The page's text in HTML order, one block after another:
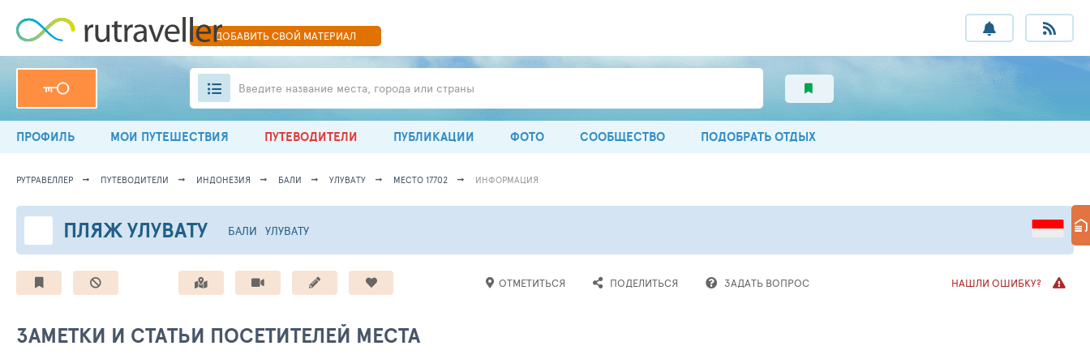
ДОБАВИТЬСВОЙ МАТЕРИАЛ
Введите название места, города или страны
ПРОФИЛЬ МОИ ПУТЕШЕСТВИЯ ПУТЕВОДИТЕЛИ ПУБЛИКАЦИИ ФОТО СООБЩЕСТВО ПОДОБРАТЬ ОТДЫХ
РУТРАВЕЛЛЕР ПУТЕВОДИТЕЛИ ИНДОНЕЗИЯ БАЛИ УЛУВАТУ МЕСТО 17702 ИНФОРМАЦИЯ
ПЛЯЖ УЛУВАТУ БАЛИ УЛУВАТУ
ОТМЕТИТЬСЯ ПОДЕЛИТЬСЯ ЗАДАТЬ ВОПРОС НАШЛИ ОШИБКУ?
ЗАМЕТКИ И СТАТЬИ ПОСЕТИТЕЛЕЙ МЕСТА